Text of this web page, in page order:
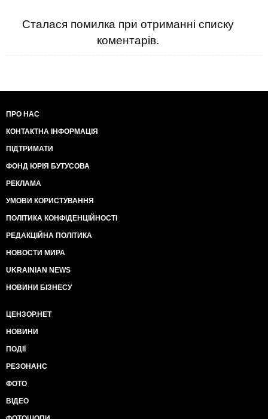
Сталася помилка при отриманні списку
коментарів.
ПРО НАС
КОНТАКТНА ІНФОРМАЦІЯ
ПІДТРИМАТИ
ФОНД ЮРІЯ БУТУСОВА
РЕКЛАМА
УМОВИ КОРИСТУВАННЯ
ПОЛІТИКА КОНФІДЕНЦІЙНОСТІ
РЕДАКЦІЙНА ПОЛІТИКА
НОВОСТИ МИРА
UKRAINIAN NEWS
НОВИНИ БІЗНЕСУ
ЦЕНЗОР.НЕТ
НОВИНИ
ПОДІЇ
РЕЗОНАНС
ФОТО
ВІДЕО